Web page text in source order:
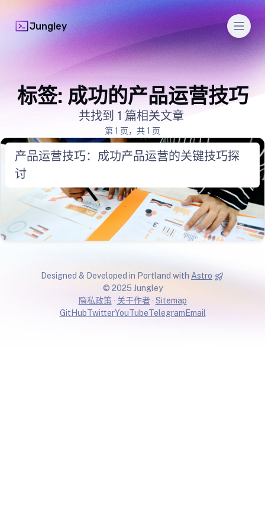
Jungley
标签: 成功的产品运营技巧
共找到 1 篇相关文章
第 1 页，共 1 页
产品运营技巧：成功产品运营的关键技巧探
讨
Designed & Developed in Portland with Astro
© 2025 Jungley
隐私政策 · 关于作者 · Sitemap
GitHubTwitterYouTubeTelegram Email